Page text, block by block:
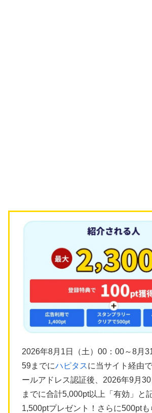
2026年8月1日（土）00：00～8月
59までにハピタスに当サイト経由
ールアドレス認証後、2026年9月
までに合計5,000pt以上「有効」と
1,500ptプレゼント！さらに500ptも